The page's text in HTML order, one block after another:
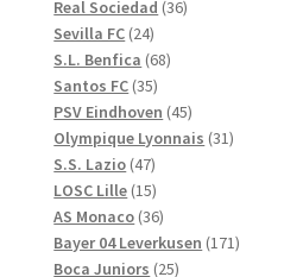
produkter
Real Sociedad 3636
Sevilla FC 2424
produkter
S.L. Benfica 6868
Santos FC 3535
produkter
PSV Eindhoven 4545
produkter
Olympique Lyonnais 3131
S.S. Lazio 4747
produkter
LOSC Lille 1515
produkter
AS Monaco 3636
produkter
Bayer 04 Leverkusen 171171
Boca Juniors 2525